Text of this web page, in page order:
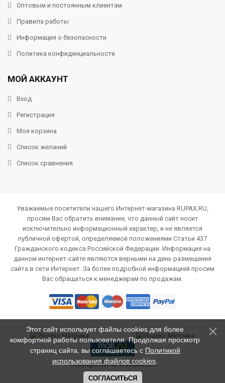
Оптовым и постоянным клиентам
Правила работы
Информация о безопасности
Политика конфиденциальности
МОЙ АККАУНТ
Вход
Регистрация
Моя корзина
Список желаний
Список сравнения
Уважаемые посетители нашего Интернет-магазина RUPAX.RU,
просим Вас обратить внимание, что данный сайт носит
исключительно информационный характер, и не является
публичной офертой, определяемой положениями Статьи 437
Гражданского кодекса Российской Федерации. Информация на
данном интернет-сайте являются верными на день размещения
сайта в сети Интернет. За более подробной информацией просим
Вас обращаться к менеджерам по продажам.
Copyright RuPax © 2008-2026
Этот сайт использует файлы cookies для более
комфортной работы пользователя. Продолжая просмотр
страниц сайта, вы соглашаетесь с Политикой
использования файлов cookies
СОГЛАСИТЬСЯ